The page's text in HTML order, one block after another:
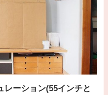
レーション(55インチと